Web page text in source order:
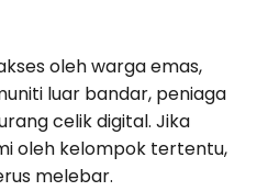
oleh warga emas,
luar bandar, peniaga
celik digital. Jika
oleh kelompok tertentu,
melebar.